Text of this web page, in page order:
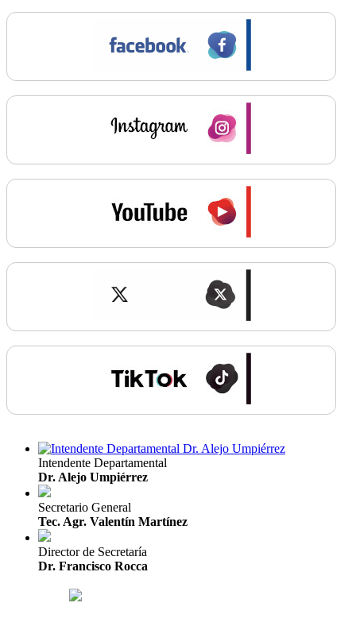
Intendente Departamental
Dr. Alejo Umpiérrez
Secretario General
Tec. Agr. Valentín Martínez
Director de Secretaría
Dr. Francisco Rocca